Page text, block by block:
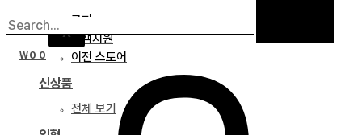
X
공지
고객지원
이전 스토어
신상품
전체 보기
₩0 0